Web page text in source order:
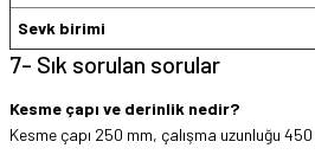
Sevk birimi
7- Sık sorulan sorular
Kesme çapı ve derinlik nedir?
Kesme çapı 250 mm, çalışma uzunluğu